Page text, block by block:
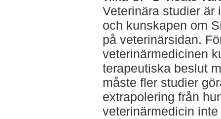
Veterinära studier är
och kunskapen om
på veterinärsidan.
veterinärmedicinen
terapeutiska beslut
måste fler studier
extrapolering från
veterinärmedicin